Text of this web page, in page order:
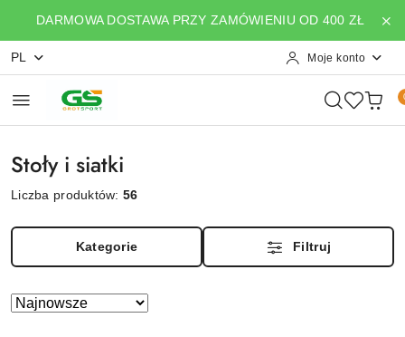
Przejdź do treści głównej
Przejdź do wyszukiwarki
Przejdź do moje konto
Przejdź do menu głównego
Przejdź do stopki
DARMOWA DOSTAWA PRZY ZAMÓWIENIU OD 400 ZŁ
PL Moje konto
Stoły i siatki
Liczba produktów:56
Kategorie Filtruj
Zastosowano
Sortuj